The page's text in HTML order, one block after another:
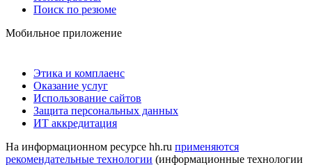
Поиск по резюме
Мобильное приложение
Этика и комплаенс
Оказание услуг
Использование сайтов
Защита персональных данных
ИТ аккредитация
На информационном ресурсе hh.ru применяются
рекомендательные технологии (информационные технологии